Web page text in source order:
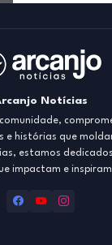
Notícias
e histórias que
estamos
impactam e